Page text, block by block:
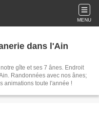
MENU
dans l'Ain
gîte et ses 7 ânes. Endroit
Randonnées avec nos ânes;
animations toute l'année !